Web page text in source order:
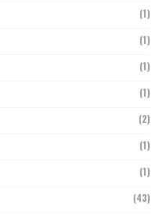
(1)
(1)
(1)
(1)
(2)
(1)
(1)
(43)